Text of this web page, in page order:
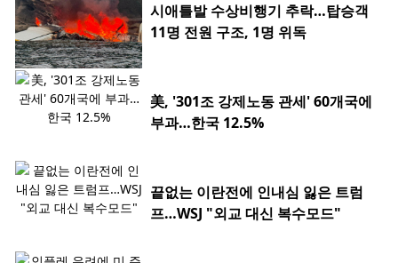
시애틀발 수상비행기 추락…탑승객
11명 전원 구조, 1명 위독
美, '301조 강제노동 관세' 60개국에
부과…한국 12.5%
끝없는 이란전에 인내심 잃은 트럼
프…WSJ "외교 대신 복수모드"